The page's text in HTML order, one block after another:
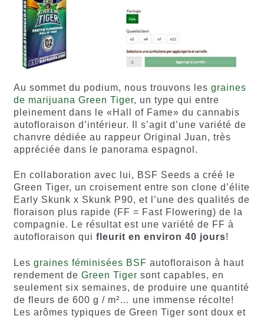
Au sommet du podium, nous trouvons les graines
de marijuana Green Tiger, un type qui entre
pleinement dans le «Hall of Fame» du cannabis
autofloraison d’intérieur. Il s’agit d’une variété de
chanvre dédiée au rappeur Original Juan, très
appréciée dans le panorama espagnol.
En collaboration avec lui, BSF Seeds a créé le
Green Tiger, un croisement entre son clone d’élite
Early Skunk x Skunk P90, et l’une des qualités de
floraison plus rapide (FF = Fast Flowering) de la
compagnie. Le résultat est une variété de FF à
autofloraison qui fleurit en environ 40 jours!
Les graines féminisées BSF autofloraison à haut
rendement de Green Tiger sont capables, en
seulement six semaines, de produire une quantité
de fleurs de 600 g / m²… une immense récolte!
Les arômes typiques de Green Tiger sont doux et